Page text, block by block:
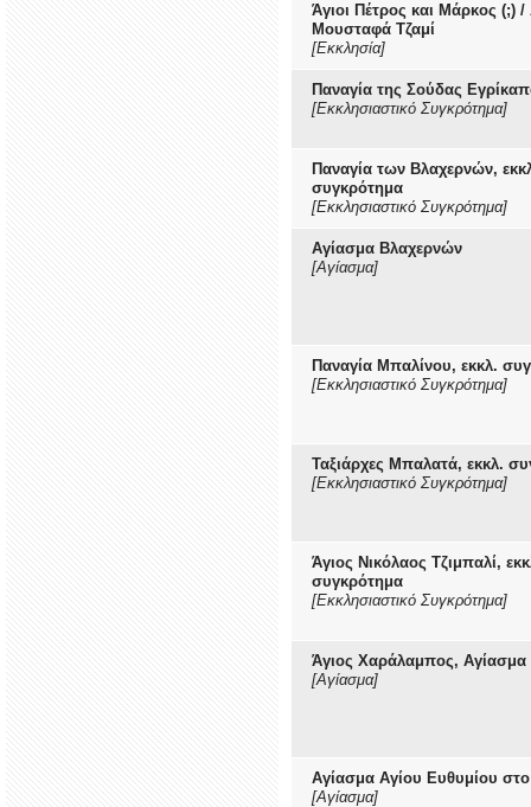
Άγιοι Πέτρος και Μάρκος (;) /
Μουσταφά Τζαμί
[Εκκλησία]
Παναγία της Σούδας
[Εκκλησιαστικό Συγκρότημα]
Παναγία των Βλαχερνών,
συγκρότημα
[Εκκλησιαστικό Συγκρότημα]
Αγίασμα Βλαχερνών
[Αγίασμα]
Παναγία Μπαλίνου, εκκλ.
[Εκκλησιαστικό Συγκρότημα]
Ταξιάρχες Μπαλατά, εκκλ.
[Εκκλησιαστικό Συγκρότημα]
Άγιος Νικόλαος Τζιμπαλί,
συγκρότημα
[Εκκλησιαστικό Συγκρότημα]
Άγιος Χαράλαμπος, Αγίασμα
[Αγίασμα]
Αγίασμα Αγίου Ευθυμίου
[Αγίασμα]